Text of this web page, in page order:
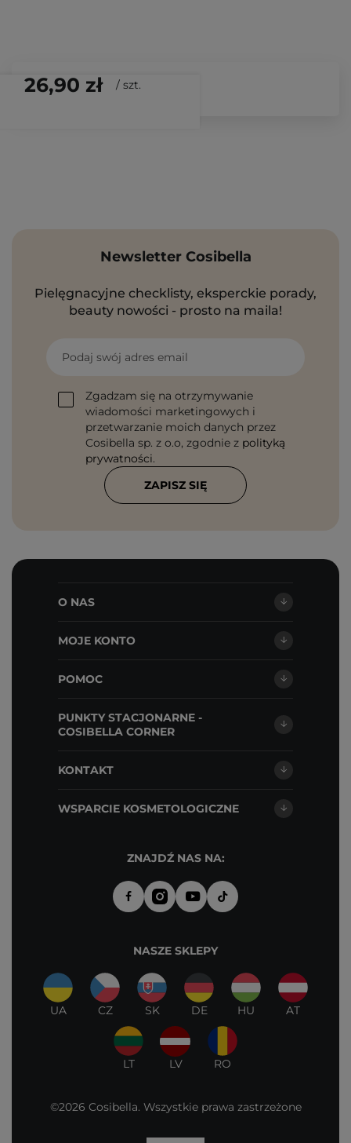
26,90 zł / szt.
Newsletter Cosibella
Pielęgnacyjne checklisty, eksperckie porady,
beauty nowości - prosto na maila!
Podaj swój adres email
Zgadzam się na otrzymywanie
wiadomości marketingowych i
przetwarzanie moich danych przez
Cosibella sp. z o.o, zgodnie z polityką
prywatności.
ZAPISZ SIĘ
O NAS
MOJE KONTO
POMOC
PUNKTY STACJONARNE -
COSIBELLA CORNER
KONTAKT
WSPARCIE KOSMETOLOGICZNE
ZNAJDŹ NAS NA:
NASZE SKLEPY
UA CZ SK DE HU AT
LT LV RO
©2026 Cosibella. Wszystkie prawa zastrzeżone